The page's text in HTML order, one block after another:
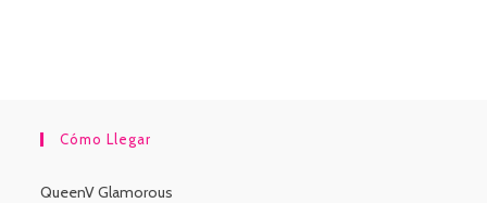
Cómo Llegar
QueenV Glamorous